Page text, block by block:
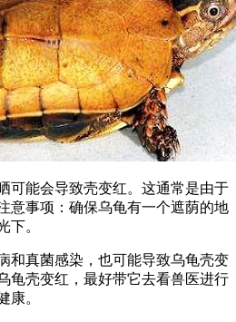
可能会导致壳变红。这通常是由于
意事项：确保乌龟有一个遮荫的地
下。
和真菌感染，也可能导致乌龟壳变
龟壳变红，最好带它去看兽医进行
康。